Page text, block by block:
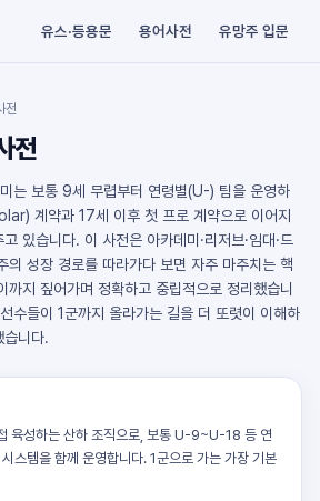
유스·등용문 용어사전 유망주 입문
전
전
는 보통 9세 무렵부터 연령별(U-) 팀을 운영하
계약과 17세 이후 첫 프로 계약으로 이어지
있습니다. 이 사전은 아카데미·리저브·임대·드
의 성장 경로를 따라가다 보면 자주 마주치는 핵
까지 짚어가며 정확하고 중립적으로 정리했습니
수들이 1군까지 올라가는 길을 더 또렷이 이해하
습니다.
육성하는 산하 조직으로, 보통 U-9~U-18 등 연
시스템을 함께 운영합니다. 1군으로 가는 가장 기본